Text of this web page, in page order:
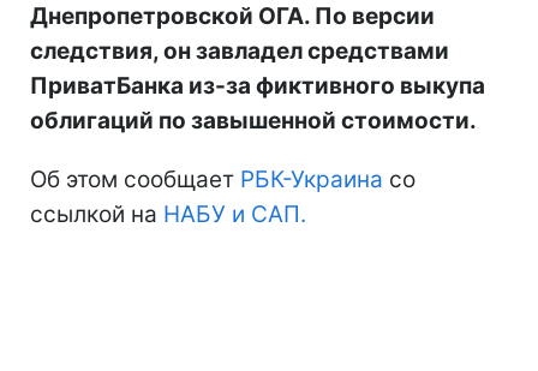
Днепропетровской ОГА. По версии
следствия, он завладел средствами
ПриватБанка из-за фиктивного выкупа
облигаций по завышенной стоимости.
Об этом сообщает РБК-Украина со
ссылкой на НАБУ и САП.